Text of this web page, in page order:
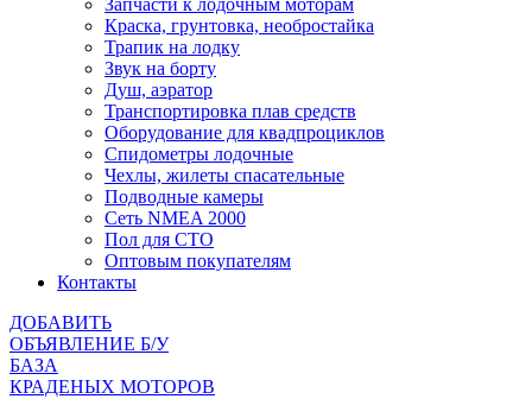
Запчасти к лодочным моторам
Краска, грунтовка, необростайка
Трапик на лодку
Звук на борту
Душ, аэратор
Транспортировка плав средств
Оборудование для квадпроциклов
Спидометры лодочные
Чехлы, жилеты спасательные
Подводные камеры
Сеть NMEA 2000
Пол для СТО
Оптовым покупателям
Контакты
ДОБАВИТЬ
ОБЪЯВЛЕНИЕ Б/У
БАЗА
КРАДЕНЫХ МОТОРОВ